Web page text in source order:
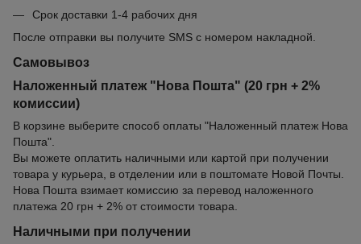
Срок доставки 1-4 рабочих дня
После отправки вы получите SMS с номером накладной.
Самовывоз
Наложенный платеж "Нова Пошта" (20 грн + 2%
комиссии)
В корзине выберите способ оплаты "Наложенный платеж Нова
Пошта".
Вы можете оплатить наличными или картой при получении
товара у курьера, в отделении или в поштомате Новой Почты.
Нова Пошта взимает комиссию за перевод наложенного
платежа 20 грн + 2% от стоимости товара.
Наличными при получении